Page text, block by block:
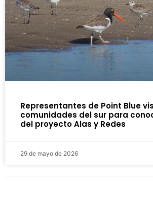
Representantes de Point Blue
comunidades del sur para
del proyecto Alas y Redes
29 de mayo de 2026